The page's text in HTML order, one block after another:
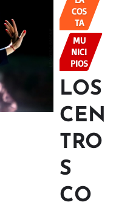
COS
TA
MU
NICI
PIOS
LOS
CEN
TRO
S
CO